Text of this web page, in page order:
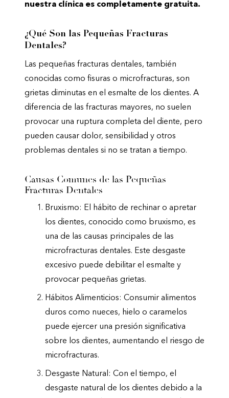
nuestra clínica es completamente gratuita.
¿Qué Son las Pequeñas Fracturas
Dentales?
Las pequeñas fracturas dentales, también
conocidas como fisuras o microfracturas, son
grietas diminutas en el esmalte de los dientes. A
diferencia de las fracturas mayores, no suelen
provocar una ruptura completa del diente, pero
pueden causar dolor, sensibilidad y otros
problemas dentales si no se tratan a tiempo.
Causas Comunes de las Pequeñas
Fracturas Dentales
Bruxismo: El hábito de rechinar o apretar
los dientes, conocido como bruxismo, es
una de las causas principales de las
microfracturas dentales. Este desgaste
excesivo puede debilitar el esmalte y
provocar pequeñas grietas.
Hábitos Alimenticios: Consumir alimentos
duros como nueces, hielo o caramelos
puede ejercer una presión significativa
sobre los dientes, aumentando el riesgo de
microfracturas.
Desgaste Natural: Con el tiempo, el
desgaste natural de los dientes debido a la